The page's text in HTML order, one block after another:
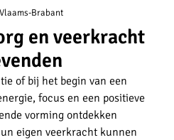
Brabant
en veerkracht
of bij het begin van een
focus en een positieve
vorming ontdekken
eigen veerkracht kunnen